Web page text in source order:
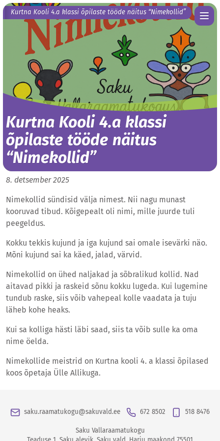
Kurtna Kooli 4.a klassi õpilaste tööde näitus “Nimekollid”
Kurtna Kooli 4.a klassi
õpilaste tööde näitus
“Nimekollid”
8. detsember 2025
Nimekollid sündisid välja nimest. Nii nagu munast
kooruvad tibud. Kõigepealt oli nimi, mille juurde tuli
peegeldus.
Kokku tekkis kujund ja iga kujund sai omale isevärki näo.
Mõni kujund sai ka käed, jalad, värvid.
Nimekollid on ühed naljakad ja sõbralikud kollid. Nad
aitavad pikki ja raskeid sõnu kokku lugeda. Kui lugemine
tundub raske, siis võib vahepeal kolle vaadata ja tuju
läheb kohe heaks.
Kui sa kolliga hästi läbi saad, siis ta võib sulle ka oma
nime öelda.
Nimekollide meistrid on Kurtna kooli 4. a klassi õpilased
koos õpetaja Ülle Allikuga.
saku.raamatukogu@sakuvald.ee 672 8502 518 8476
Saku Vallaraamatukogu